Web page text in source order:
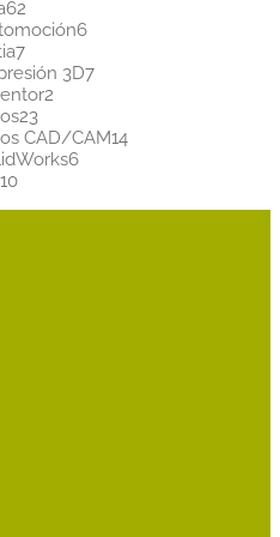
6262
productos
66
77
productos
3D77
22
2323
productos
CAD/CAM1414
66
1010